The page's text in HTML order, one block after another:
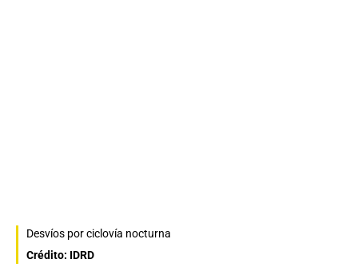
Desvíos por ciclovía nocturna
Crédito: IDRD